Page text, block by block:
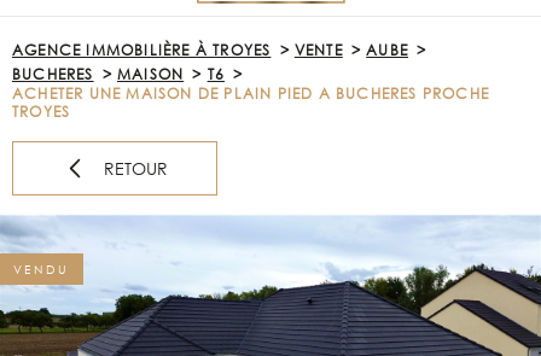
ACCUEIL
ACHETER
VENDRE
AGENCE IMMOBILIÈRE À TROYES VENTE
AUBE
BUCHERES
MAISON
T6
ACHETER UNE MAISON DE PLAIN PIED A BUCHERES PROCHE
TROYES
RETOUR
VENDU
TYPE
VILLE
Budget
BUDGET